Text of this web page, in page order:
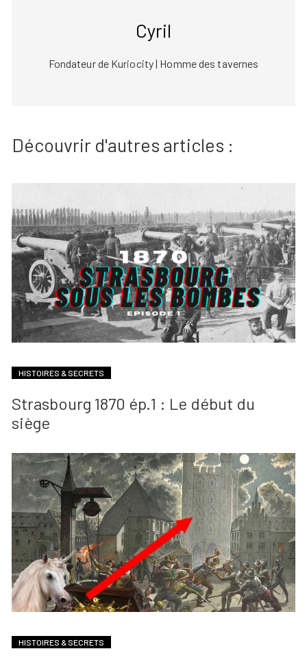
Cyril
Fondateur de Kuriocity | Homme des tavernes
Découvrir d'autres articles :
HISTOIRES & SECRETS
Strasbourg 1870 ép.1 : Le début du
siège
HISTOIRES & SECRETS